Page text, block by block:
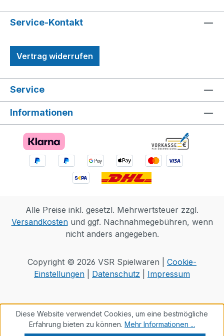
Service-Kontakt
Vertrag widerrufen
Service
Informationen
Alle Preise inkl. gesetzl. Mehrwertsteuer zzgl.
Versandkostenund ggf. Nachnahmegebühren, wenn
nicht anders angegeben.
Copyright © 2026 VSR Spielwaren | Cookie-
Einstellungen
Datenschutz Impressum
Diese Website verwendet Cookies, um eine bestmögliche
Erfahrung bieten zu können. Mehr Informationen ...